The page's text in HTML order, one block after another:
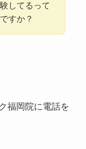
してるって
すか？
福岡院に電話を